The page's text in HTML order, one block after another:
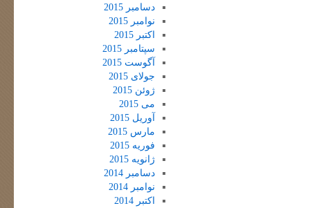
دسامبر 2015
نوامبر 2015
اکتبر 2015
سپتامبر 2015
آگوست 2015
جولای 2015
ژوئن 2015
می 2015
آوریل 2015
مارس 2015
فوریه 2015
ژانویه 2015
دسامبر 2014
نوامبر 2014
اکتبر 2014